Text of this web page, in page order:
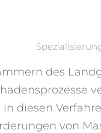
des
diesen
von